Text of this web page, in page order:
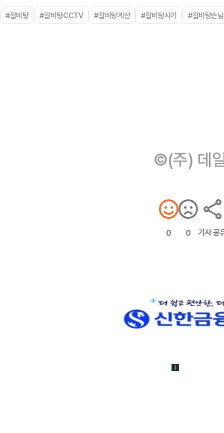
#갈비탕 #갈비탕CCTV #갈비탕계산 #갈비탕사기 #갈비탕손
©(주) 데
0 0 기사 공